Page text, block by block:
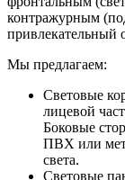
контражурным
привлекательный
Мы предлагаем:
Световые
лицевой
Боковые
ПВХ или
света.
Световые